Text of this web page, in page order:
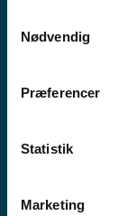
Nødvendig
Præferencer
Statistik
Marketing